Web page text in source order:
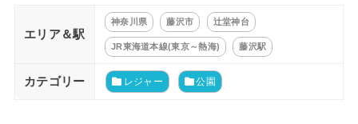
エリア＆駅
神奈川県 藤沢市 辻堂神台
JR東海道本線(東京～熱海) 藤沢駅
カテゴリー レジャー 公園